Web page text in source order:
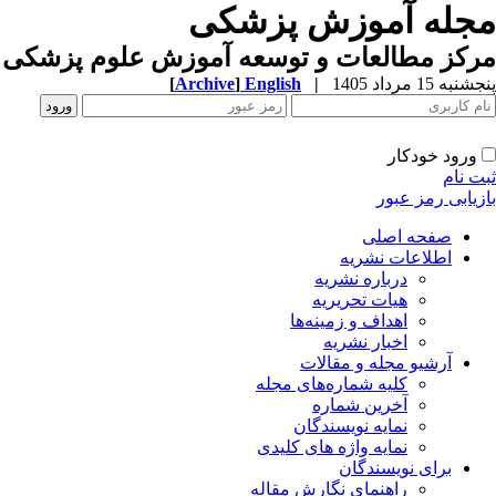
مجله آموزش پزشکی
مرکز مطالعات و توسعه آموزش علوم پزشکی
پنجشنبه 15 مرداد 1405 |
English
[Archive]
ورود خودکار
ثبت نام
بازیابی رمز عبور
صفحه اصلی
اطلاعات نشریه
درباره نشریه
هیات تحریریه
اهداف و زمینه‌ها
اخبار نشریه
آرشیو مجله و مقالات
کلیه شماره‌های مجله
آخرین شماره
نمایه نویسندگان
نمایه واژه های کلیدی
برای نویسندگان
راهنمای نگارش مقاله